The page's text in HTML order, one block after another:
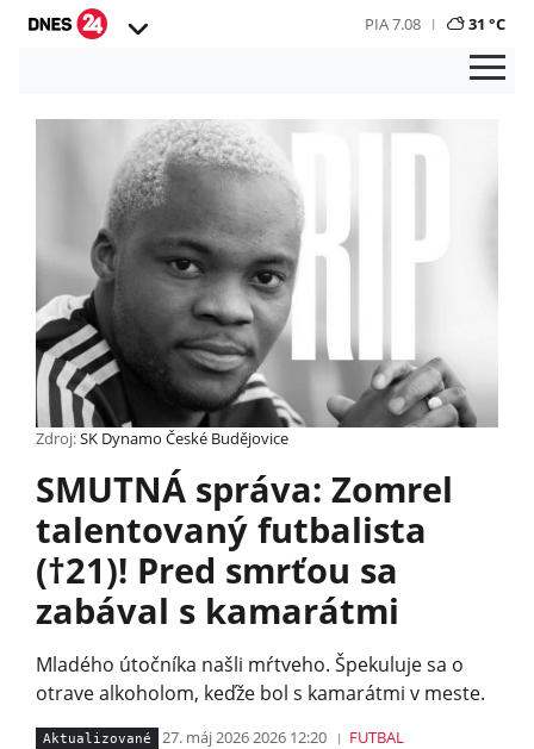
PIA 7.08 31 °C
Zdroj:SK Dynamo České Budějovice
SMUTNÁ správa: Zomrel
talentovaný futbalista
(†21)! Pred smrťou sa
zabával s kamarátmi
Mladého útočníka našli mŕtveho. Špekuluje sa o
otrave alkoholom, keďže bol s kamarátmi v meste.
Aktualizované 27. máj 2026 2026 12:20 FUTBAL